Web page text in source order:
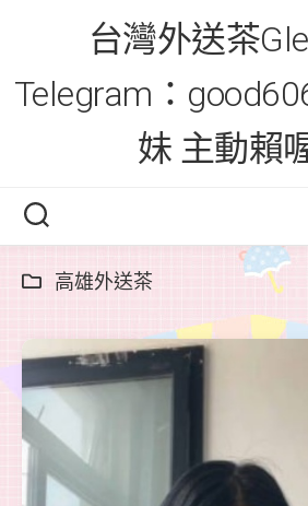
台灣外送茶
Telegram：
妹 主動賴
高雄外送茶